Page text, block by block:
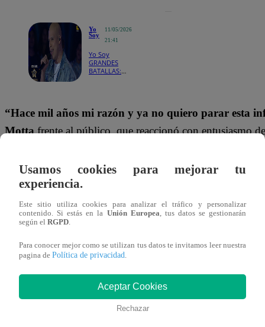
Yo
Soy
11/05/2026
21:41
Yo Soy
GRANDES
BATALLAS:
Marcelo
“Hace mil años mi razón y ya no quiero parar esta
Mottafrente al público, que reaccionó con entusiasmo
La interpretación estuvo marcada por la fuerza del
nuevamente la conexión del consagrado con el
Antes de iniciar el show, desde la conducción
público hacia el cantante.“Cerramos la batalla con
favoritos del público”
, comentaron previo a la
Usamos cookies para mejorar tu
experiencia.
Este sitio utiliza cookies para analizar el tráfico y personalizar
contenido. Si estás en la Unión Europea, tus datos se gestionarán
según el RGPD.
Para conocer mejor como se utilizan tus datos te invitamos leer nuestra
pagina de Política de privacidad.
Aceptar Cookies
Rechazar